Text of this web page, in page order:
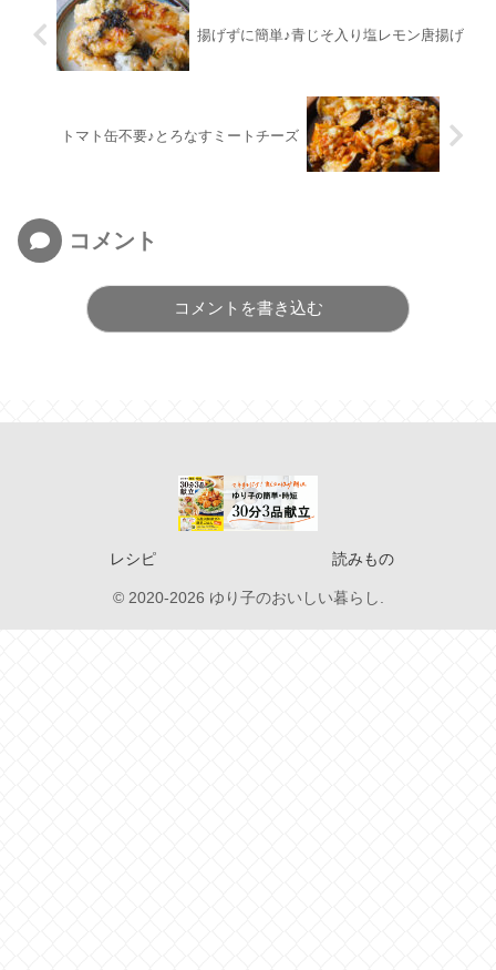
揚げずに簡単♪青じそ入り塩レモン唐揚げ
トマト缶不要♪とろなすミートチーズ
コメント
コメントを書き込む
レシピ 読みもの
© 2020-2026 ゆり子のおいしい暮らし.